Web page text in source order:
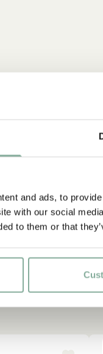
and ads, to
with our social
to them or that